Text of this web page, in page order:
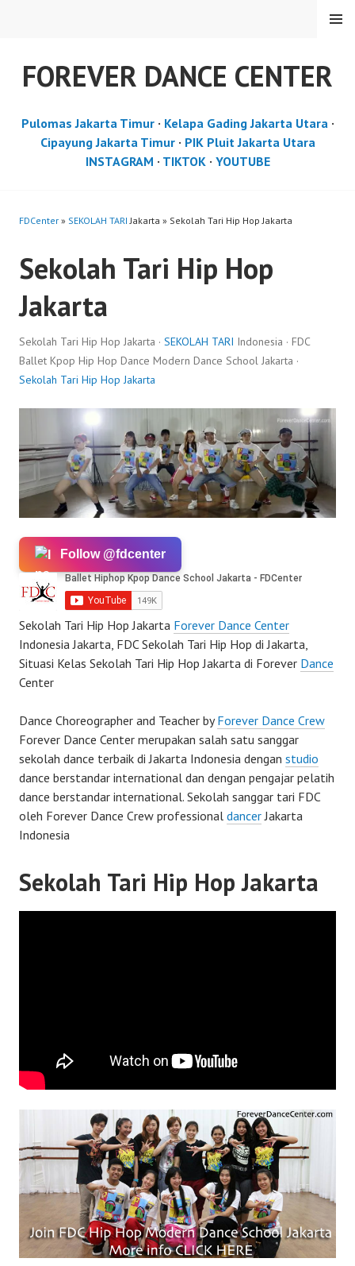
FOREVER DANCE CENTER
MENU
Pulomas Jakarta Timur· Kelapa Gading Jakarta Utara·
Cipayung Jakarta Timur· PIK Pluit Jakarta Utara
INSTAGRAM · TIKTOK· YOUTUBE
FDCenter » SEKOLAH TARI Jakarta » Sekolah Tari Hip Hop Jakarta
Sekolah Tari Hip Hop
Jakarta
Sekolah Tari Hip Hop Jakarta · SEKOLAH TARI Indonesia · FDC
Ballet Kpop Hip Hop Dance Modern Dance School Jakarta ·
Sekolah Tari Hip Hop Jakarta
Follow @fdcenter
Sekolah Tari Hip Hop Jakarta Forever Dance Center
Indonesia Jakarta, FDC Sekolah Tari Hip Hop di Jakarta,
Situasi Kelas Sekolah Tari Hip Hop Jakarta di Forever Dance
Center
Dance Choreographer and Teacher byForever Dance Crew
Forever Dance Center merupakan salah satu sanggar
sekolah dance terbaik di Jakarta Indonesia dengan studio
dance berstandar international dan dengan pengajar pelatih
dance berstandar international. Sekolah sanggar tari FDC
oleh Forever Dance Crew professional dancerJakarta
Indonesia
Sekolah Tari Hip Hop Jakarta